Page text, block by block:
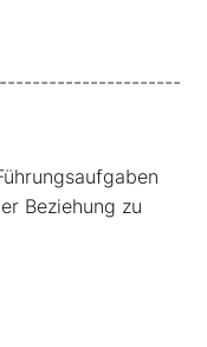
Beziehung zu